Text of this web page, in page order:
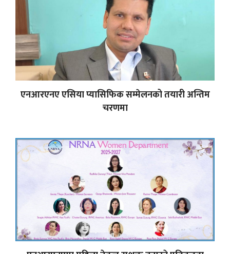
एनआरएनए एसिया प्यासिफिक सम्मेलनको तयारी अन्तिम
चरणमा